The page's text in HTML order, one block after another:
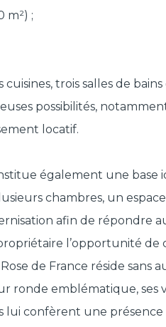
m²) ;
trois salles de
possibilités,
locatif.
également une
chambres, un
afin de répondre
l’opportunité de
de France réside sans
ronde emblématique,
confèrent une